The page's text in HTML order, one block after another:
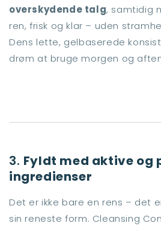
overskydende talg, samtidig
ren, frisk og klar – uden
Dens lette, gelbaserede
drøm at bruge morgen og
3. Fyldt med aktive og
ingredienser
Det er ikke bare en rens – det
sin reneste form. Cleansing